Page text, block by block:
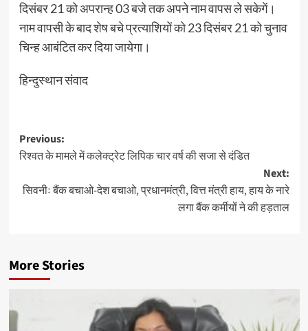
दिसंबर 21 को अपरान्ह 03 बजे तक अपने नाम वापस ले सकेगें।
नाम वापसी के बाद शेष बचे प्रत्याशियों को 23 दिसंबर 21 को चुनाव
चिन्ह आबंटित कर दिया जायेगा।
हिन्दुस्थान संवाद
Post
navigation
Previous:
रिश्वत के मामले में कलेक्ट्रेट लिपिक चार वर्ष की सजा से दंडित
Next:
सिवनीः बैंक बचाओ-देश बचाओ, प्रधानमंत्री, वित्त मंत्री हाय, हाय के नारे
लगा बैंक कर्मीयों ने की हड़ताल
More Stories